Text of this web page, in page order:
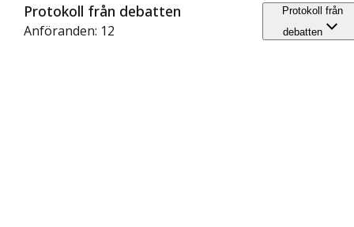
Protokoll från debatten
Anföranden: 12
Protokoll från
debatten